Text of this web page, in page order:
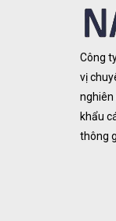
Công
vị
nghiên
khẩu
thông